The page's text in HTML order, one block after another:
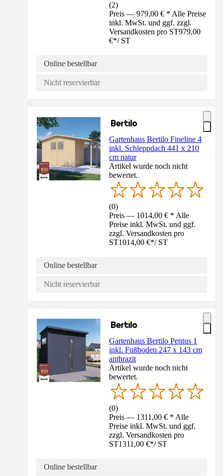
(2)
Preis — 979,00 € * Alle Preise
inkl. MwSt. und ggf. zzgl.
Versandkosten pro ST979,00
€*/ ST
Online bestellbar
Nicht reservierbar
Gartenhaus Bertilo Fineline 4
inkl. Schleppdach 441 x 210
cm natur
Artikel wurde noch nicht
bewertet.
(0)
Preis — 1014,00 € * Alle
Preise inkl. MwSt. und ggf.
zzgl. Versandkosten pro
ST1014,00 €*/ ST
Online bestellbar
Nicht reservierbar
Gartenhaus Bertilo Pentus 1
inkl. Fußboden 247 x 143 cm
anthrazit
Artikel wurde noch nicht
bewertet.
(0)
Preis — 1311,00 € * Alle
Preise inkl. MwSt. und ggf.
zzgl. Versandkosten pro
ST1311,00 €*/ ST
Online bestellbar